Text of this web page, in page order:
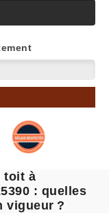
toit à
: quelles
vigueur ?